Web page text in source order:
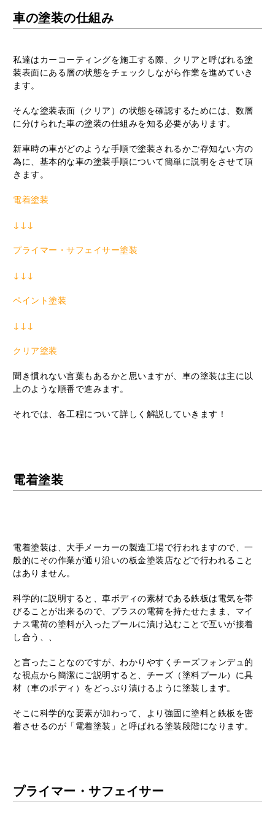
車の塗装の仕組み
私達はカーコーティングを施工する際、クリアと呼ばれる塗
装表面にある層の状態をチェックしながら作業を進めていき
ます。
そんな塗装表面（クリア）の状態を確認するためには、数層
に分けられた車の塗装の仕組みを知る必要があります。
新車時の車がどのような手順で塗装されるかご存知ない方の
為に、基本的な車の塗装手順について簡単に説明をさせて頂
きます。
電着塗装
↓↓↓
プライマー・サフェイサー塗装
↓↓↓
ペイント塗装
↓↓↓
クリア塗装
聞き慣れない言葉もあるかと思いますが、車の塗装は主に以
上のような順番で進みます。
それでは、各工程について詳しく解説していきます！
電着塗装
電着塗装は、大手メーカーの製造工場で行われますので、一
般的にその作業が通り沿いの板金塗装店などで行われること
はありません。
科学的に説明すると、車ボディの素材である鉄板は電気を帯
びることが出来るので、プラスの電荷を持たせたまま、マイ
ナス電荷の塗料が入ったプールに漬け込むことで互いが接着
し合う、、
と言ったことなのですが、わかりやすくチーズフォンデュ的
な視点から簡潔にご説明すると、チーズ（塗料プール）に具
材（車のボディ）をどっぷり漬けるように塗装します。
そこに科学的な要素が加わって、より強固に塗料と鉄板を密
着させるのが「電着塗装」と呼ばれる塗装段階になります。
プライマー・サフェイサー